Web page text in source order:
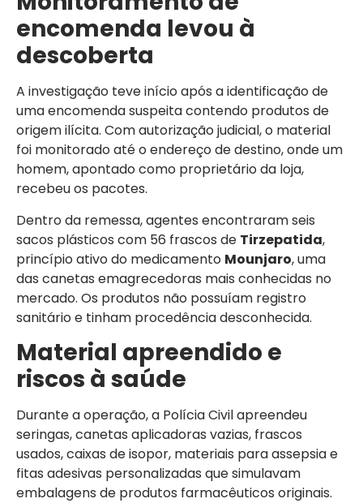
encomenda levou à
descoberta
A investigação teve início após a identificação de
uma encomenda suspeita contendo produtos de
origem ilícita. Com autorização judicial, o material
foi monitorado até o endereço de destino, onde um
homem, apontado como proprietário da loja,
recebeu os pacotes.
Dentro da remessa, agentes encontraram seis
sacos plásticos com 56 frascos de Tirzepatida,
princípio ativo do medicamento Mounjaro, uma
das canetas emagrecedoras mais conhecidas no
mercado. Os produtos não possuíam registro
sanitário e tinham procedência desconhecida.
Material apreendido e
riscos à saúde
Durante a operação, a Polícia Civil apreendeu
seringas, canetas aplicadoras vazias, frascos
usados, caixas de isopor, materiais para assepsia e
fitas adesivas personalizadas que simulavam
embalagens de produtos farmacêuticos originais.